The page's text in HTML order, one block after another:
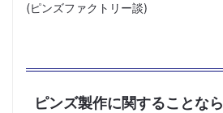
(ピンズファクトリー談)
ピンズ製作に関することなら